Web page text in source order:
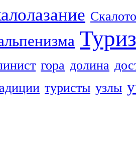
гора долина
туристы узлы